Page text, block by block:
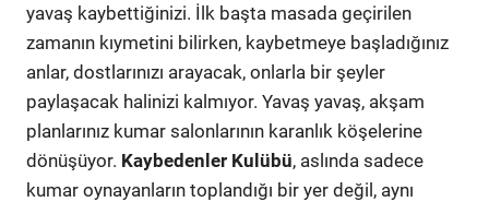
yavaş kaybettiğinizi. İlk başta masada geçirilen
zamanın kıymetini bilirken, kaybetmeye başladığınız
anlar, dostlarınızı arayacak, onlarla bir şeyler
paylaşacak halinizi kalmıyor. Yavaş yavaş, akşam
planlarınız kumar salonlarının karanlık köşelerine
dönüşüyor. Kaybedenler Kulübü, aslında sadece
kumar oynayanların toplandığı bir yer değil, aynı